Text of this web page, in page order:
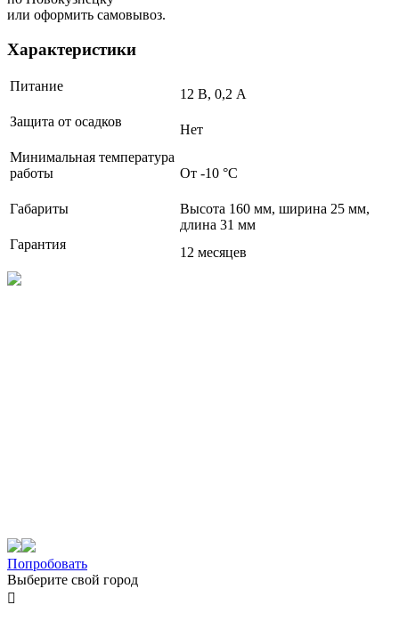
или оформить самовывоз.
Характеристики
Питание
12 В, 0,2 А
Защита от осадков
Нет
Минимальная температура
работы
От -10 °C
Габариты
Высота 160 мм, ширина 25 мм,
длина 31 мм
Гарантия
12 месяцев
Попробовать
Выберите свой город
